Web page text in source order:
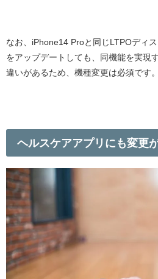
なお、 iPhone14 Proと同じ LTPOディ
をアップデートしても、同機能を実現
違いがあるため、機種変更は必須です。
ヘルスケアアプリにも変更